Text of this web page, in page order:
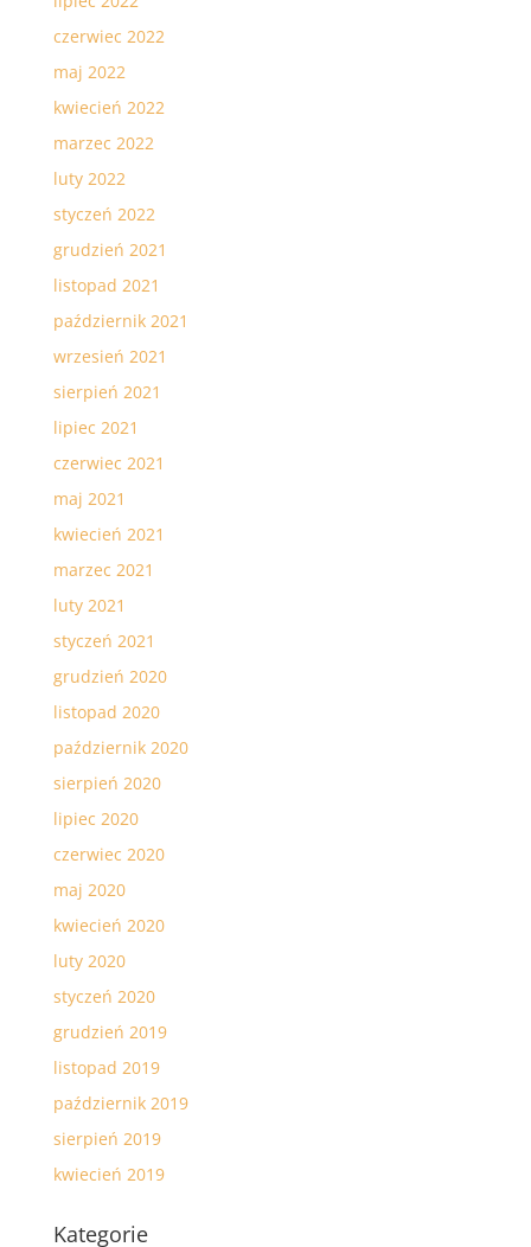
czerwiec 2022
maj 2022
kwiecień 2022
marzec 2022
luty 2022
styczeń 2022
grudzień 2021
listopad 2021
październik 2021
wrzesień 2021
sierpień 2021
lipiec 2021
czerwiec 2021
maj 2021
kwiecień 2021
marzec 2021
luty 2021
styczeń 2021
grudzień 2020
listopad 2020
październik 2020
sierpień 2020
lipiec 2020
czerwiec 2020
maj 2020
kwiecień 2020
luty 2020
styczeń 2020
grudzień 2019
listopad 2019
październik 2019
sierpień 2019
kwiecień 2019
Kategorie